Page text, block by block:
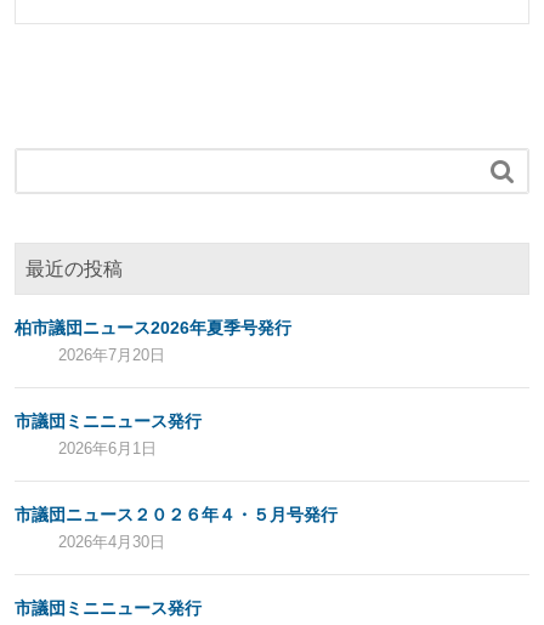

最近の投稿
柏市議団ニュース2026年夏季号発行
2026年7月20日
市議団ミニニュース発行
2026年6月1日
市議団ニュース２０２６年４・５月号発行
2026年4月30日
市議団ミニニュース発行